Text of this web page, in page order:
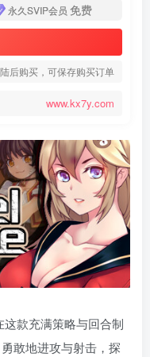
永久SVIP会员 免费
后购买，可保存购买订单
www.kx7y.com
款充满策略与回合制
敢地进攻与射击，探